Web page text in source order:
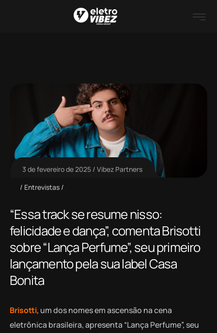
3 de fevereiro de 2025
Vibez Partners
Entrevistas
“Essa track se resume nisso:
felicidade e dança”, comenta Brisotti
sobre “Lança Perfume”, seu primeiro
lançamento pela sua label Casa
Bonita
Brisotti, um dos nomes em ascensão na cena
eletrônica brasileira, apresenta “Lança Perfume”, seu